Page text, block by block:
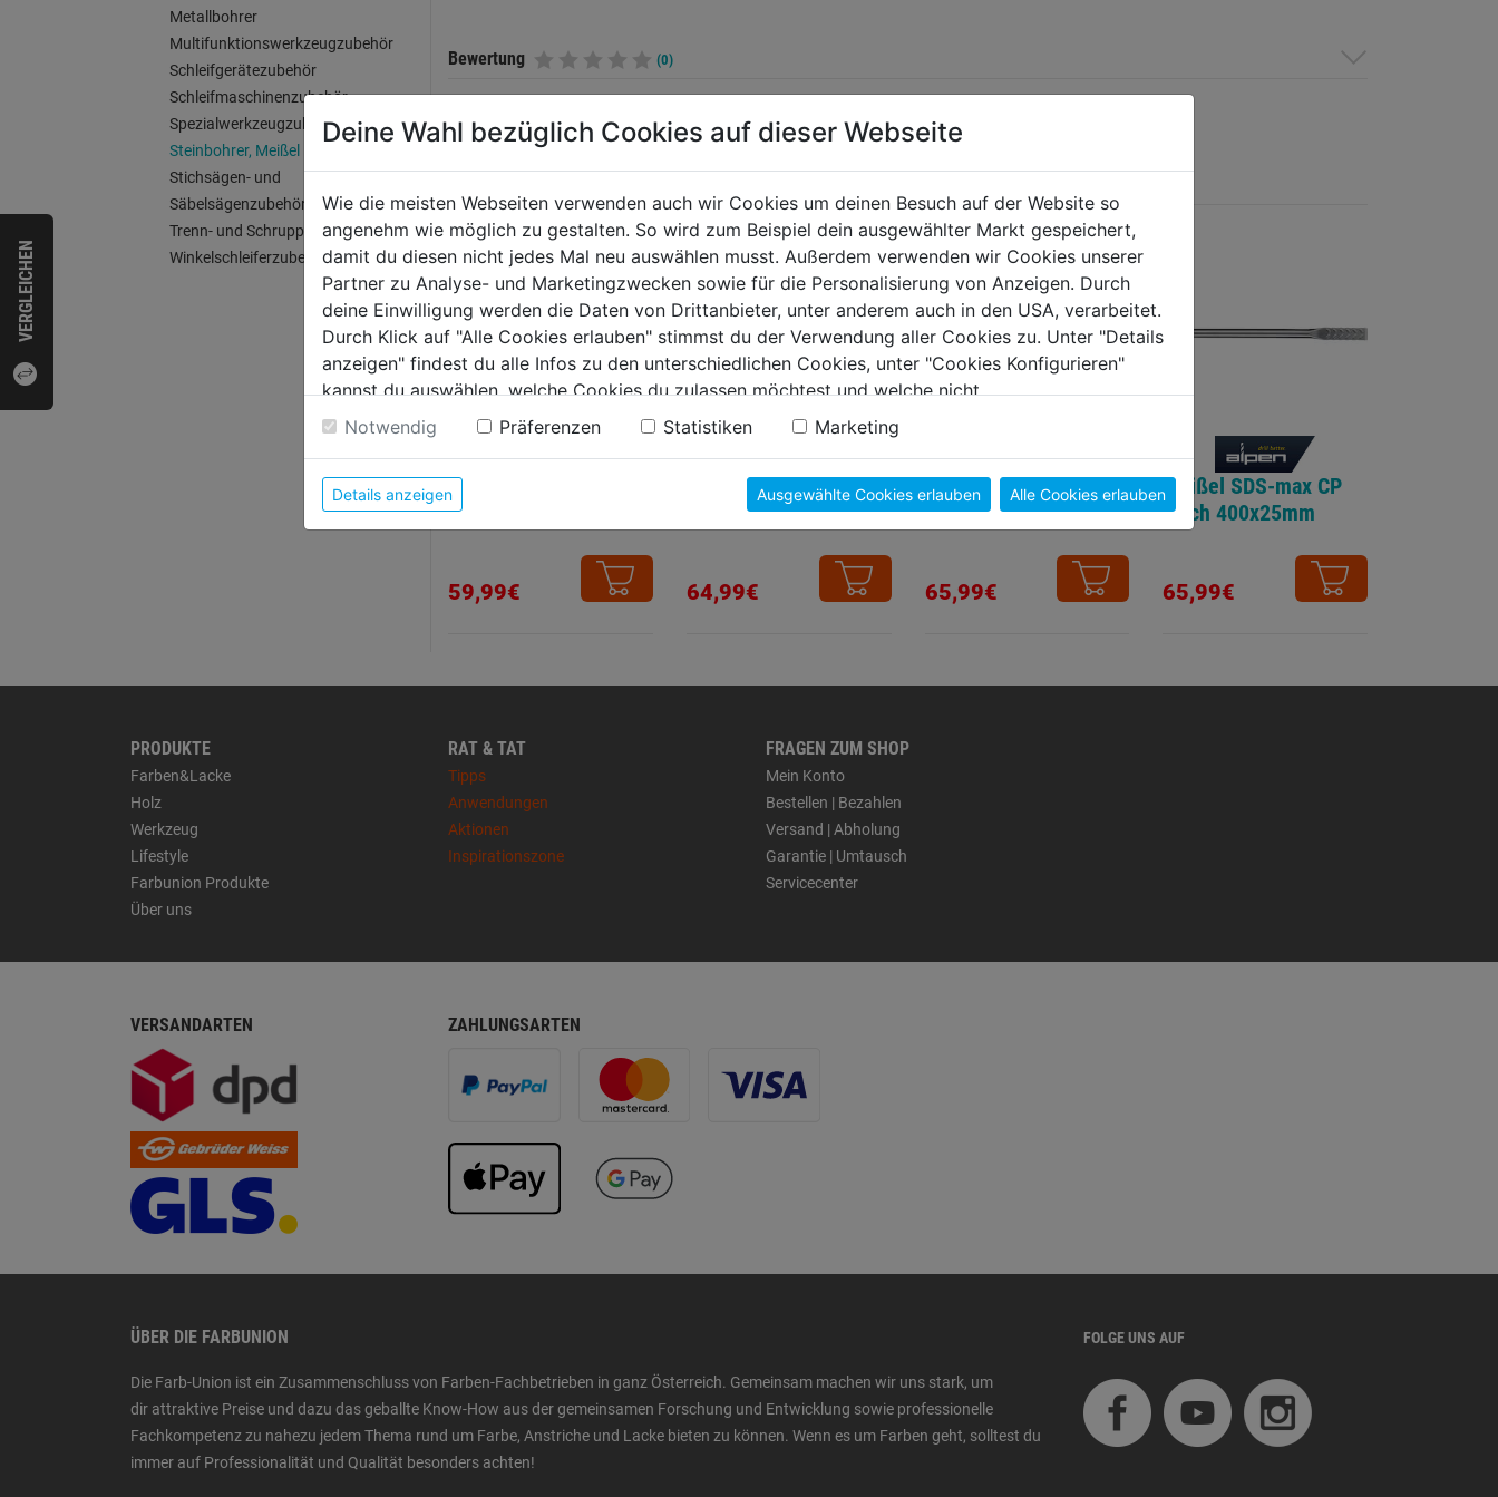
VERGLEICHEN
Metallbohrer
Multifunktionswerkzeugzubehör
Schleifgerätezubehör
Schleifmaschinenzubehör
Spezialwerkzeugzubehör
Steinbohrer, Meißel
Stichsägen- und
Säbelsägenzubehör
Trenn- und Schruppscheiben
Winkelschleiferzubehör
Bewertung (0)
WEITERE PRODUKTE AUS DIESER KATEGORIE
Meißelsatz SDS-plus
in Schiebebox 3tlg.
59,99€
Hammerbohrer SDS-
max 340x200mm
64,99€
Meißel SDS-max CP
Spitz 400mm
65,99€
Meißel SDS-max CP
Flach 400x25mm
65,99€
PRODUKTE
Farben&Lacke
Holz
Werkzeug
Lifestyle
Farbunion Produkte
Über uns
RAT & TAT
Tipps
Anwendungen
Aktionen
Inspirationszone
FRAGEN ZUM SHOP
Mein Konto
Bestellen | Bezahlen
Versand | Abholung
Garantie | Umtausch
Servicecenter
VERSANDARTEN ZAHLUNGSARTEN
ÜBER DIE FARBUNION
Die Farb-Union ist ein Zusammenschluss von Farben-Fachbetrieben in ganz Österreich. Gemeinsam machen wir uns stark, um
dir attraktive Preise und dazu das geballte Know-How aus der gemeinsamen Forschung und Entwicklung sowie professionelle
Fachkompetenz zu nahezu jedem Thema rund um Farbe, Anstriche und Lacke bieten zu können. Wenn es um Farben geht, solltest du
immer auf Professionalität und Qualität besonders achten!
FOLGE UNS AUF
Deine Wahl bezüglich Cookies auf dieser Webseite
Wie die meisten Webseiten verwenden auch wir Cookies um deinen Besuch auf der Website so
angenehm wie möglich zu gestalten. So wird zum Beispiel dein ausgewählter Markt gespeichert,
damit du diesen nicht jedes Mal neu auswählen musst. Außerdem verwenden wir Cookies unserer
Partner zu Analyse- und Marketingzwecken sowie für die Personalisierung von Anzeigen. Durch
deine Einwilligung werden die Daten von Drittanbieter, unter anderem auch in den USA, verarbeitet.
Durch Klick auf "Alle Cookies erlauben" stimmst du der Verwendung aller Cookies zu. Unter "Details
anzeigen" findest du alle Infos zu den unterschiedlichen Cookies, unter "Cookies Konfigurieren"
kannst du auswählen, welche Cookies du zulassen möchtest und welche nicht.
Weitere Informationen findest du in unserer Datenschutzerklärung
Notwendig Präferenzen Statistiken Marketing
Details anzeigen Ausgewählte Cookies erlauben Alle Cookies erlauben